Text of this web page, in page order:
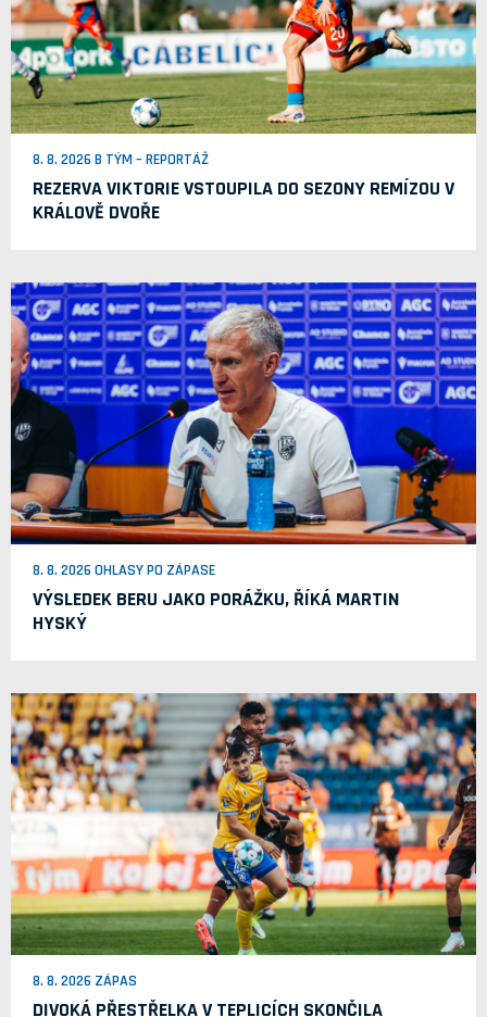
8. 8. 2026 B TÝM – REPORTÁŽ
REZERVA VIKTORIE VSTOUPILA DO SEZONY REMÍZOU V
KRÁLOVĚ DVOŘE
8. 8. 2026 OHLASY PO ZÁPASE
VÝSLEDEK BERU JAKO PORÁŽKU, ŘÍKÁ MARTIN
HYSKÝ
8. 8. 2026 ZÁPAS
DIVOKÁ PŘESTŘELKA V TEPLICÍCH SKONČILA